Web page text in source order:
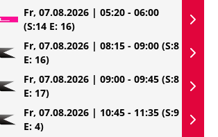
Fr, 07.08.2026 | 05:20 - 06:00
(S:14 E: 16)
Fr, 07.08.2026 | 08:15 - 09:00 (S:8
E: 16)
Fr, 07.08.2026 | 09:00 - 09:45 (S:8
E: 17)
Fr, 07.08.2026 | 10:45 - 11:35 (S:9
E: 4)